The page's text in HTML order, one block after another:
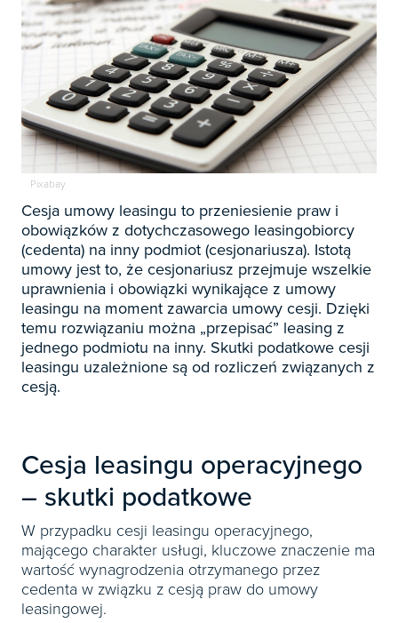
Nowości 

Prenumerata 2026 
Szkolenia 
Kadry
Biznes / Zarządzanie
Sygnaliści 
Prawo Pracy i ZUS 
Czasopisma
E-wydania
Książki
E-booki
Webinaria
Rachunkowość i finanse 
Czasopisma
E-wydania
Książki
Rachunkowość budżetowa 
Czasopisma
E-wydania
Podatki 
Czasopisma
E-booki
Webinaria
Biura rachunkowe 
Książki
E-booki
Webinaria
E-wydania
Książki
E-booki
Webinaria
Oprogramowanie 
Zarządzanie i HRM 
Czasopisma
E-wydania
Prawo gospodarcze 
Czasopisma
Prawo dla każdego 
Pixabay
Cesja umowy leasingu to przeniesienie praw i
obowiązków z dotychczasowego leasingobiorcy
(cedenta) na inny podmiot (cesjonariusza). Istotą
umowy jest to, że cesjonariusz przejmuje wszelkie
uprawnienia i obowiązki wynikające z umowy
leasingu na moment zawarcia umowy cesji. Dzięki
temu rozwiązaniu można „przepisać” leasing z
jednego podmiotu na inny. Skutki podatkowe cesji
leasingu uzależnione są od rozliczeń związanych z
cesją.
Cesja leasingu operacyjnego
– skutki podatkowe
W przypadku cesji leasingu operacyjnego,
mającego charakter usługi, kluczowe znaczenie ma
wartość wynagrodzenia otrzymanego przez
cedenta w związku z cesją praw do umowy
leasingowej.